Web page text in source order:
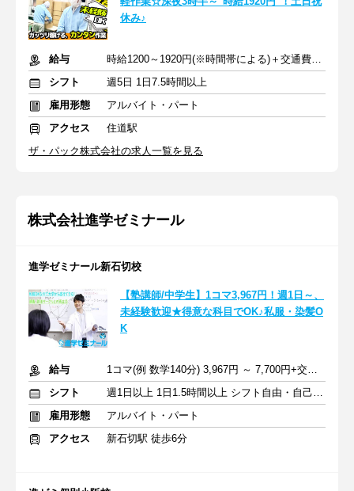
休み♪
給与
時給1200～1920円(※時間帯による)＋交通費支給
シフト
週5日 1日7.5時間以上
雇用形態
アルバイト・パート
アクセス
住道駅
ザ・パック株式会社の求人一覧を見る
株式会社進学ゼミナール
進学ゼミナール新石切校
【塾講師/中学生】1コマ3,967円！週1日～、
未経験歓迎★得意な科目でOK♪私服・染髪O
K
給与
1コマ(例 数学140分) 3,967円 ～ 7,700円+交通費支給
シフト
週1日以上 1日1.5時間以上 シフト自由・自己申告
雇用形態
アルバイト・パート
アクセス
新石切駅 徒歩6分